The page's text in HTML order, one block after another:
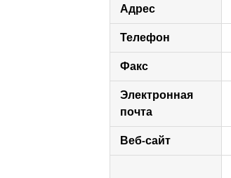
Адрес
Телефон
Факс
Электронная
почта
Веб-сайт